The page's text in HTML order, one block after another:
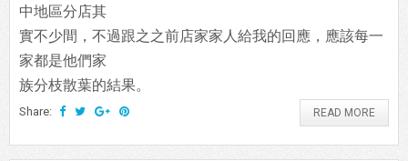
中地區分店其
實不少間，不過跟之之前店家家人給我的回應，應該每一
家都是他們家
族分枝散葉的結果。
Share: READ MORE